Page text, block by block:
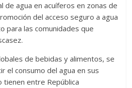
de agua en acuíferos en zonas de
del acceso seguro a agua
para las comunidades que
de bebidas y alimentos, se
el consumo del agua en sus
tienen entre República